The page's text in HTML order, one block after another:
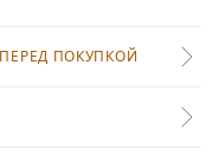
ПОКУПКОЙ